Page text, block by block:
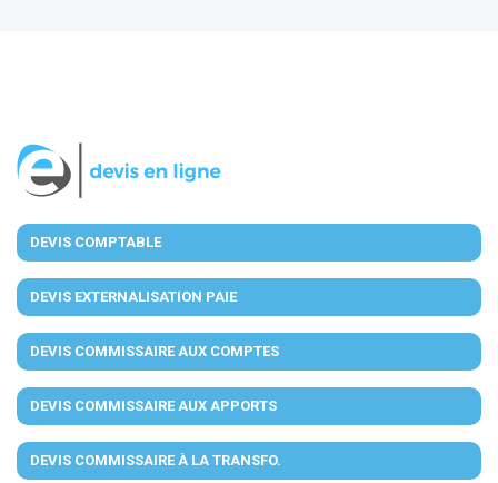
DEVIS COMPTABLE
DEVIS EXTERNALISATION PAIE
DEVIS COMMISSAIRE AUX COMPTES
DEVIS COMMISSAIRE AUX APPORTS
DEVIS COMMISSAIRE À LA TRANSFO.